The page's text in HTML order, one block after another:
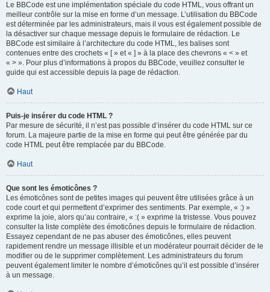
Le BBCode est une implémentation spéciale du code HTML, vous offrant un
meilleur contrôle sur la mise en forme d’un message. L’utilisation du BBCode
est déterminée par les administrateurs, mais il vous est également possible de
la désactiver sur chaque message depuis le formulaire de rédaction. Le
BBCode est similaire à l’architecture du code HTML, les balises sont
contenues entre des crochets « [ » et « ] » à la place des chevrons « < » et
« > ». Pour plus d’informations à propos du BBCode, veuillez consulter le
guide qui est accessible depuis la page de rédaction.
Haut
Puis-je insérer du code HTML ?
Par mesure de sécurité, il n’est pas possible d’insérer du code HTML sur ce
forum. La majeure partie de la mise en forme qui peut être générée par du
code HTML peut être remplacée par du BBCode.
Haut
Que sont les émoticônes ?
Les émoticônes sont de petites images qui peuvent être utilisées grâce à un
code court et qui permettent d’exprimer des sentiments. Par exemple, « :) »
exprime la joie, alors qu’au contraire, « :( » exprime la tristesse. Vous pouvez
consulter la liste complète des émoticônes depuis le formulaire de rédaction.
Essayez cependant de ne pas abuser des émoticônes, elles peuvent
rapidement rendre un message illisible et un modérateur pourrait décider de le
modifier ou de le supprimer complètement. Les administrateurs du forum
peuvent également limiter le nombre d’émoticônes qu’il est possible d’insérer
à un message.